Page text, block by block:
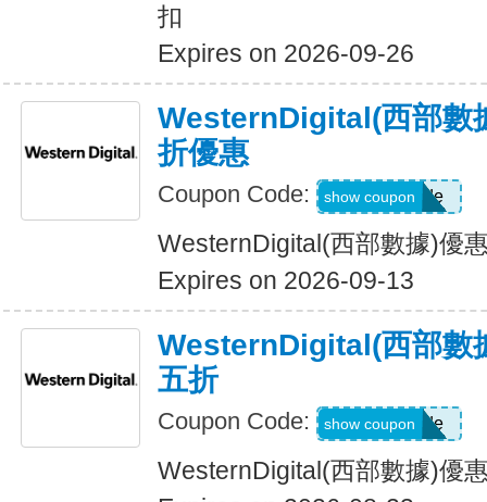
扣
Expires on 2026-09-26
WesternDigital(西部數
折優惠
Coupon Code: Show Code
show coupon
WesternDigital(西部數據)優
Expires on 2026-09-13
WesternDigital(西部數
五折
Coupon Code: Show Code
show coupon
WesternDigital(西部數據)優